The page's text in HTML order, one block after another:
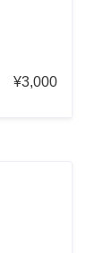
¥3,000